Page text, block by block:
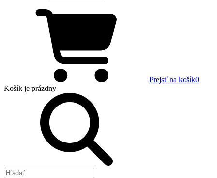
Prejsť na košík0
Košík je prázdny